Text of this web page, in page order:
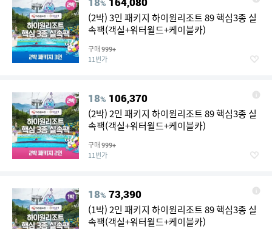
%
(2박) 3인 패키지 하이원리조트 89 핵심3종 실
속팩(객실+워터월드+케이블카)
구매 999+
11번가
18% 106,370
(2박) 2인 패키지 하이원리조트 89 핵심3종 실
속팩(객실+워터월드+케이블카)
구매 999+
11번가
18% 73,390
(1박) 2인 패키지 하이원리조트 89 핵심3종 실
속팩(객실+워터월드+케이블카)